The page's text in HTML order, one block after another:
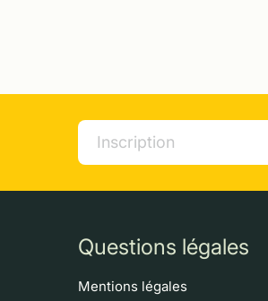
Questions légales
Mentions légales